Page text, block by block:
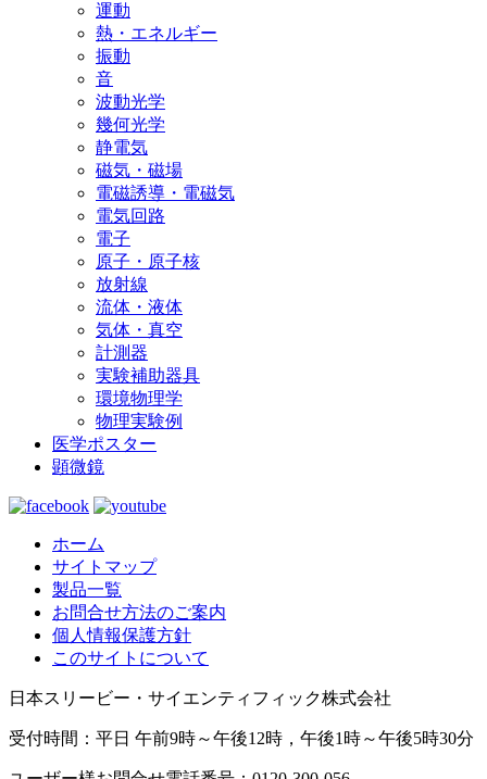
運動
熱・エネルギー
振動
音
波動光学
幾何光学
静電気
磁気・磁場
電磁誘導・電磁気
電気回路
電子
原子・原子核
放射線
流体・液体
気体・真空
計測器
実験補助器具
環境物理学
物理実験例
医学ポスター
顕微鏡
ホーム
サイトマップ
製品一覧
お問合せ方法のご案内
個人情報保護方針
このサイトについて
日本スリービー・サイエンティフィック株式会社
受付時間：平日 午前9時～午後12時，午後1時～午後5時30分